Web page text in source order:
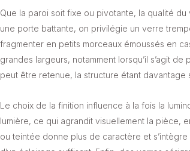
Que la paroi soit fixe ou pivotante, la qualité
une porte battante, on privilégie un verre
fragmenter en petits morceaux émoussés en
grandes largeurs, notamment lorsqu’il s’agit
peut être retenue, la structure étant
Le choix de la finition influence à la fois la
lumière, ce qui agrandit visuellement la pièce,
ou teintée donne plus de caractère et